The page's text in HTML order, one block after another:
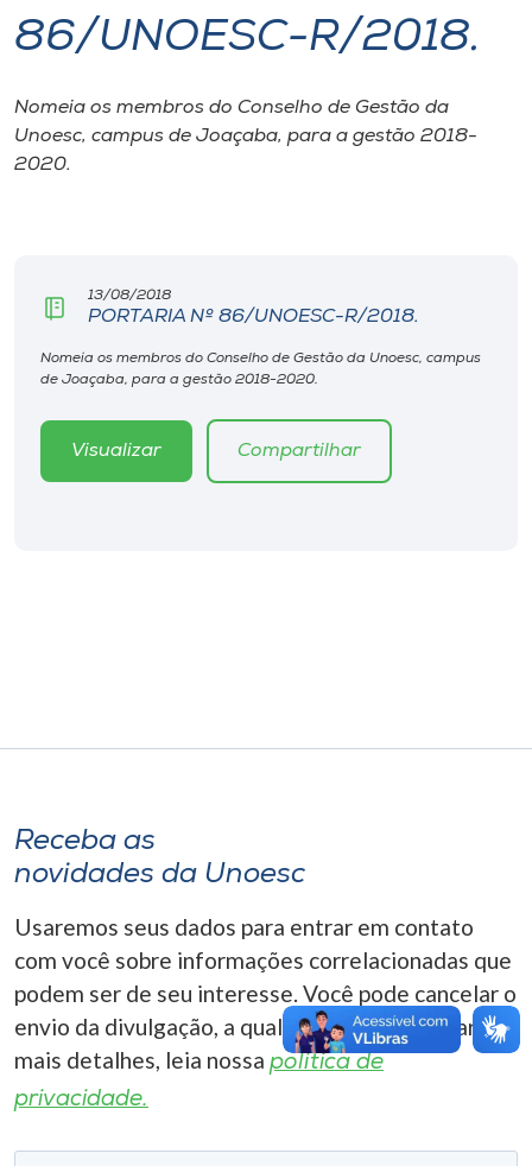
I.nova
Diplomados
Rádio
A+
86/UNOESC-R/2018.
Nomeia os membros do Conselho de Gestão da
Unoesc, campus de Joaçaba, para a gestão 2018-
2020.
13/08/2018
PORTARIA Nº 86/UNOESC-R/2018.
Nomeia os membros do Conselho de Gestão da Unoesc, campus
de Joaçaba, para a gestão 2018-2020.
Visualizar Compartilhar
Receba as
novidades da Unoesc
Usaremos seus dados para entrar em contato
com você sobre informações correlacionadas que
podem ser de seu interesse. Você pode cancelar o
envio da divulgação, a qualquer momento. Para
mais detalhes, leia nossa política de
privacidade.